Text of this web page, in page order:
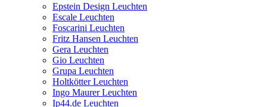
Epstein Design Leuchten
Escale Leuchten
Foscarini Leuchten
Fritz Hansen Leuchten
Gera Leuchten
Gio Leuchten
Grupa Leuchten
Holtkötter Leuchten
Ingo Maurer Leuchten
Ip44.de Leuchten